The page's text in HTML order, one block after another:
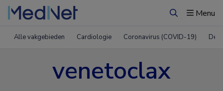
ZoekenMenu
Alle vakgebieden Cardiologie Coronavirus (COVID-19)
venetoclax